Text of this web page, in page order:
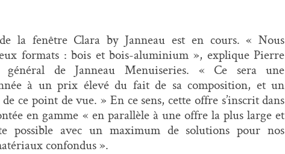
la fenêtre Clara by Janneau est en cours. « Nous
formats : bois et bois-aluminium », explique Pierre
général de Janneau Menuiseries. « Ce sera une
à un prix élevé du fait de sa composition, et un
ce point de vue. » En ce sens, cette offre s’inscrit dans
en gamme « en parallèle à une offre la plus large et
possible avec un maximum de solutions pour nos
confondus ».